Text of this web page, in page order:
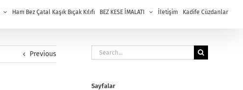
Ham Bez Çatal Kaşık Bıçak Kılıfı BEZ KESE İMALATI İletişim Kadife Cüzdanlar
Previous
Search
for:
Sayfalar